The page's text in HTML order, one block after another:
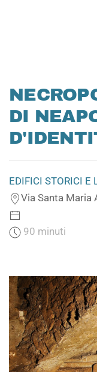
DI
EDIFICI STORICI E
Via Santa Maria
90 minuti